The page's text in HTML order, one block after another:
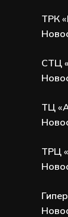
ТРК
СТЦ
ТЦ
ТРЦ